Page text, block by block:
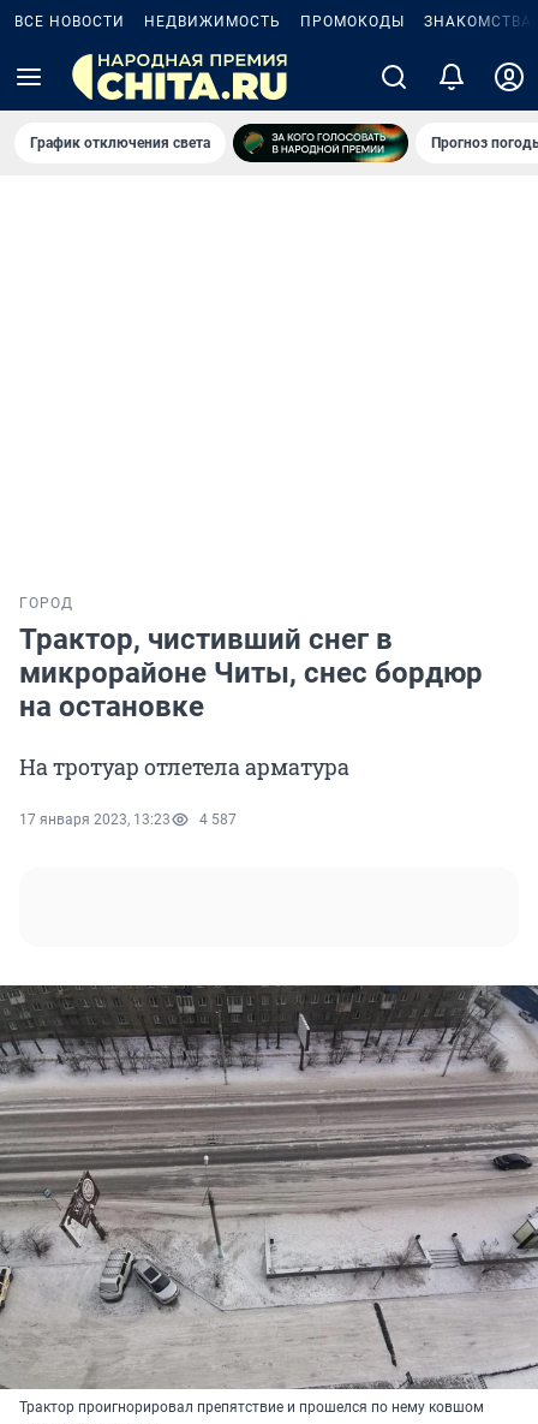
ВСЕ НОВОСТИ НЕДВИЖИМОСТЬ ПРОМОКОДЫ ЗНАКОМСТВА
График отключения света Прогноз
ГОРОД
Трактор, чистивший снег в
микрорайоне Читы, снес бордюр
на остановке
На тротуар отлетела арматура
17 января 2023, 13:23 4 587
Трактор проигнорировал препятствие и прошелся по нему ковшом